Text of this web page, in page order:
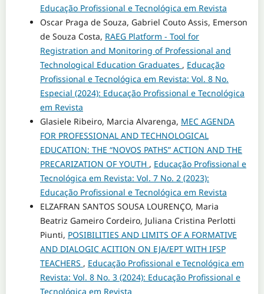
Educação Profissional e Tecnológica em Revista
Oscar Praga de Souza, Gabriel Couto Assis, Emerson
de Souza Costa, RAEG Platform - Tool for
Registration and Monitoring of Professional and
Technological Education Graduates , Educação
Profissional e Tecnológica em Revista: Vol. 8 No.
Especial (2024): Educação Profissional e Tecnológica
em Revista
Glasiele Ribeiro, Marcia Alvarenga, MEC AGENDA
FOR PROFESSIONAL AND TECHNOLOGICAL
EDUCATION: THE “NOVOS PATHS” ACTION AND THE
PRECARIZATION OF YOUTH , Educação Profissional e
Tecnológica em Revista: Vol. 7 No. 2 (2023):
Educação Profissional e Tecnológica em Revista
ELZAFRAN SANTOS SOUSA LOURENÇO, Maria
Beatriz Gameiro Cordeiro, Juliana Cristina Perlotti
Piunti, POSIBILITIES AND LIMITS OF A FORMATIVE
AND DIALOGIC ACITION ON EJA/EPT WITH IFSP
TEACHERS , Educação Profissional e Tecnológica em
Revista: Vol. 8 No. 3 (2024): Educação Profissional e
Tecnológica em Revista